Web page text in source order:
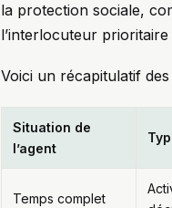
la protection sociale,
l’interlocuteur
Voici un récapitulatif
Situation de
l’agent
Temps complet